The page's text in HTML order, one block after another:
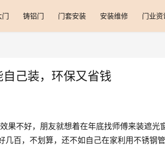
门 铸铝门 门套安装 安装维修 门业资
己装，环保又省钱
果不好，朋友就想着在年底找师傅来装遮光
百，不划算，还不如自己在家利用不锈钢